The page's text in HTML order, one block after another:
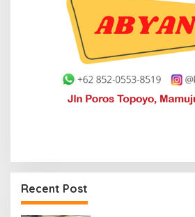
Recent Post